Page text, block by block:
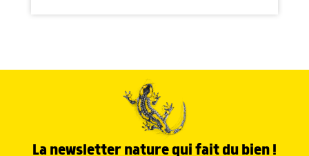
La newsletter nature qui fait du bien !